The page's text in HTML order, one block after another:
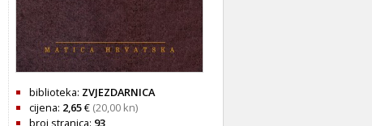
biblioteka: ZVJEZDARNICA
cijena: 2,65€ (20,00 kn)
broj stranica: 93